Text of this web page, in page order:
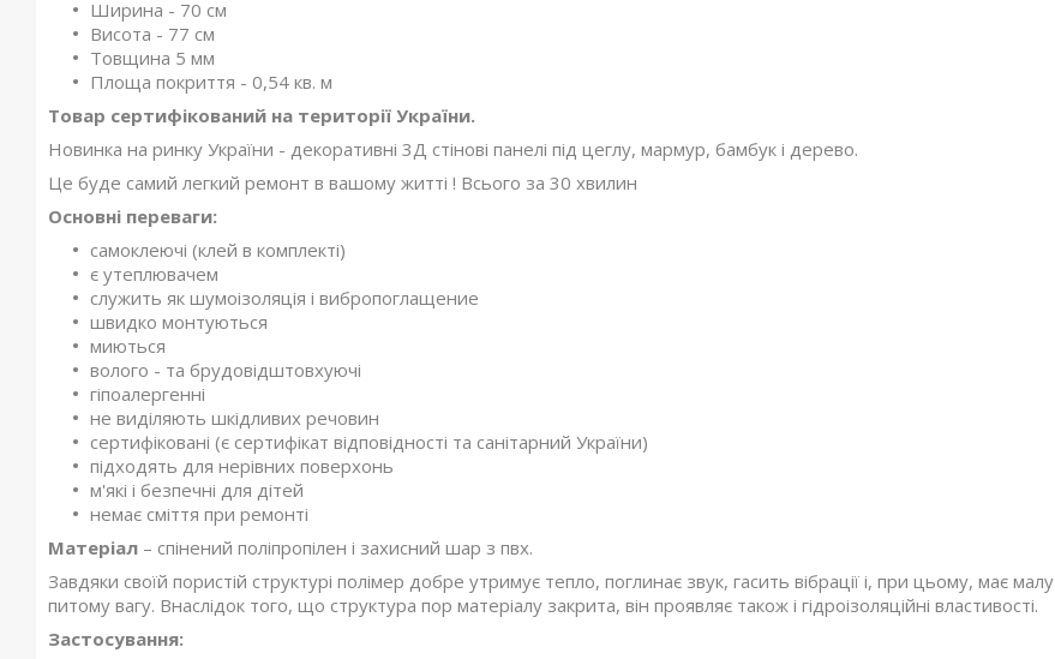
Ширина - 70 см
Висота - 77 см
Товщина 5 мм
Площа покриття - 0,54 кв. м
Товар сертифікований на території України.
Новинка на ринку України - декоративні 3Д стінові панелі під цеглу, мармур, бамбук і дерево.
Це буде самий легкий ремонт в вашому житті ! Всього за 30 хвилин
Основні переваги:
самоклеючі (клей в комплекті)
є утеплювачем
служить як шумоізоляція і вибропоглащение
швидко монтуються
миються
волого - та брудовідштовхуючі
гіпоалергенні
не виділяють шкідливих речовин
сертифіковані (є сертифікат відповідності та санітарний України)
підходять для нерівних поверхонь
м'які і безпечні для дітей
немає сміття при ремонті
Матеріал – спінений поліпропілен і захисний шар з пвх.
Завдяки своїй пористій структурі полімер добре утримує тепло, поглинає звук, гасить вібрації і, при цьому, має малу
питому вагу. Внаслідок того, що структура пор матеріалу закрита, він проявляє також і гідроізоляційні властивості.
Застосування: